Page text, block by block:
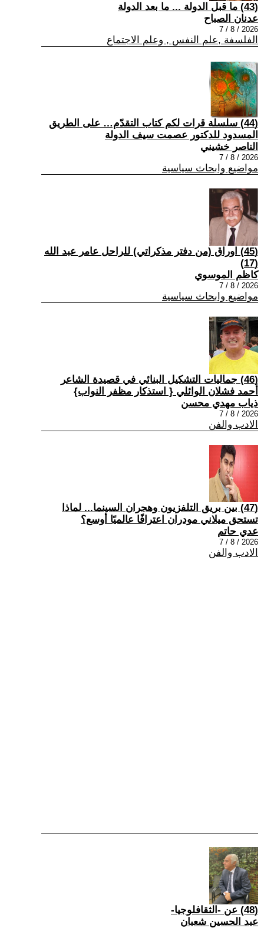
(43) ما قبل الدولة ... ما بعد الدولة
عدنان الصباح
2026 / 8 / 7
الفلسفة ,علم النفس , وعلم الاجتماع
(44) سلسلة قرات لكم كتاب التقدّم… على الطريق
المسدود للدكتور عصمت سيف الدولة
الناصر خشيني
2026 / 8 / 7
مواضيع وابحاث سياسية
(45) اوراق (من دفتر مذكراتي) للراحل عامر عبد الله
(17)
كاظم الموسوي
2026 / 8 / 7
مواضيع وابحاث سياسية
(46) جماليات التشكيل البنائي في قصيدة الشاعر
أحمد فشلان الوائلي { استذكار مظفر النواب}
ذياب مهدي محسن
2026 / 8 / 7
الادب والفن
(47) بين بريق التلفزيون وهجران السينما... لماذا
تستحق ميلاني مودران اعترافًا عالميًا أوسع؟
عدي حاتم
2026 / 8 / 7
الادب والفن
(48) عن -الثقافلوجيا-
عبد الحسين شعبان